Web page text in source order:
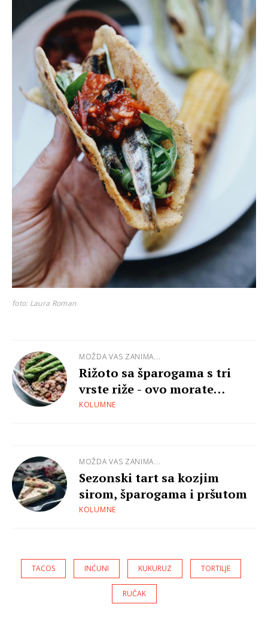
foto: Laura Roman
MOŽDA VAS ZANIMA...
Rižoto sa šparogama s tri
vrste riže - ovo morate
isprobati!
KOLUMNE
MOŽDA VAS ZANIMA...
Sezonski tart sa kozjim
sirom, šparogama i pršutom
KOLUMNE
TACOS INĆUNI KUKURUZ TORTILJE
RUČAK